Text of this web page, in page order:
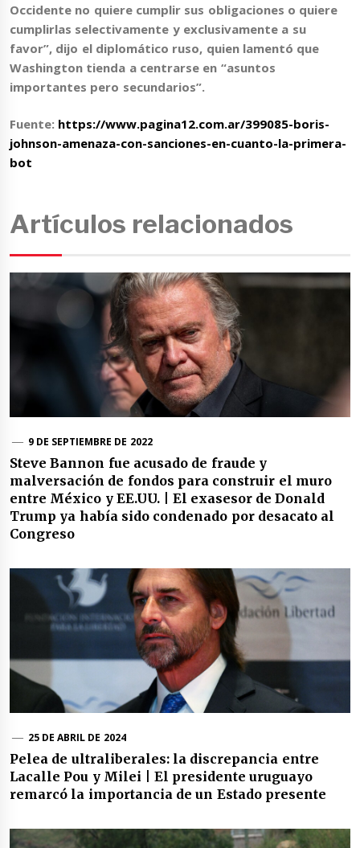
Occidente no quiere cumplir sus obligaciones o quiere
cumplirlas selectivamente y exclusivamente a su
favor”, dijo el diplomático ruso, quien lamentó que
Washington tienda a centrarse en “asuntos
importantes pero secundarios”.
Fuente: https://www.pagina12.com.ar/399085-boris-
johnson-amenaza-con-sanciones-en-cuanto-la-primera-
bot
Artículos relacionados
9 DE SEPTIEMBRE DE 2022
Steve Bannon fue acusado de fraude y
malversación de fondos para construir el muro
entre México y EE.UU. | El exasesor de Donald
Trump ya había sido condenado por desacato al
Congreso
25 DE ABRIL DE 2024
Pelea de ultraliberales: la discrepancia entre
Lacalle Pou y Milei | El presidente uruguayo
remarcó la importancia de un Estado presente